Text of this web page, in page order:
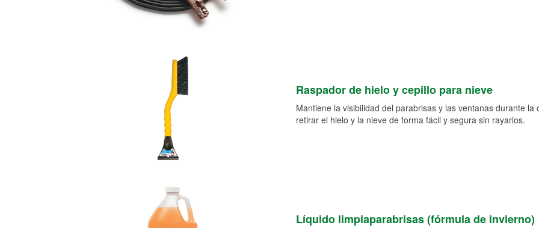
Raspador de hielo y cepillo para nieve
Mantiene la visibilidad del parabrisas y las ventanas durante
retirar el hielo y la nieve de forma fácil y segura sin rayarlos.
Líquido limpiaparabrisas (fórmula de invierno)